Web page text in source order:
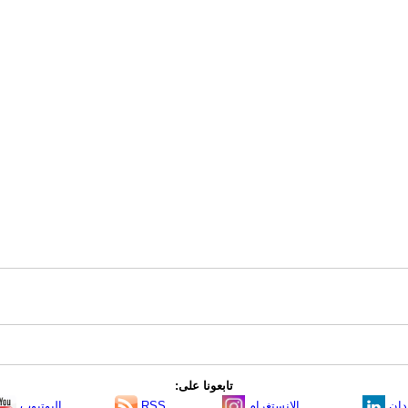
تابعونا على: